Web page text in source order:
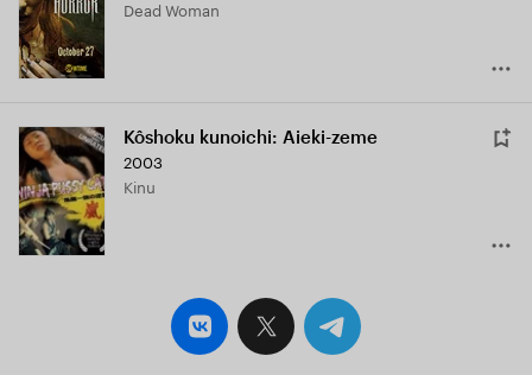
7.0
Dead Woman
Kôshoku kunoichi: Aieki-zeme
2003
Kinu